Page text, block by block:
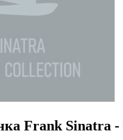
Frank Sinatra